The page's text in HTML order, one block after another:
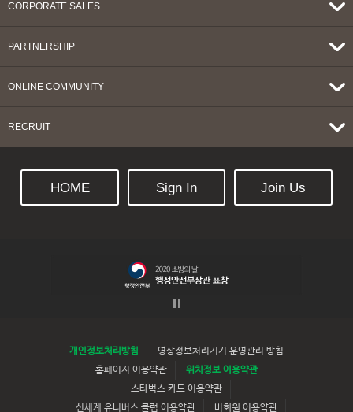
CORPORATE SALES
PARTNERSHIP
ONLINE COMMUNITY
RECRUIT
HOME Sign In Join Us
개인정보처리방침
영상정보처리기기 운영관리 방침
홈페이지 이용약관
위치정보 이용약관
스타벅스 카드 이용약관
신세계 유니버스 클럽 이용약관
비회원 이용약관